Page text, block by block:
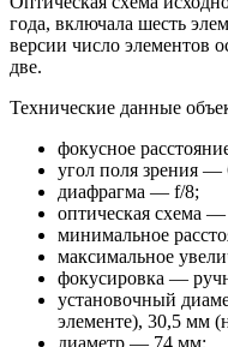
года, включала шесть
версии число элементов
две.
Технические данные
фокусное
угол поля зрения —
диафрагма — f/8;
оптическая схема
минимальное
максимальное
фокусировка —
установочный
элементе), 30,5 мм
диаметр — 74 мм;